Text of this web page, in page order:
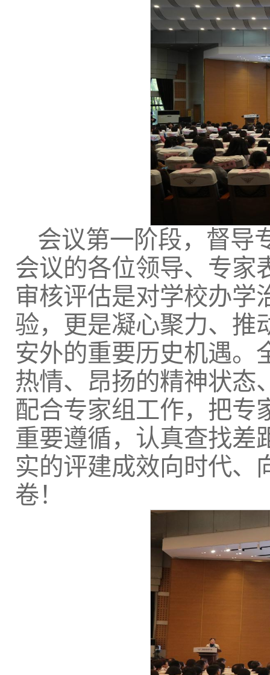
会议第一阶段，督导
会议的各位领导、专家
审核评估是对学校办学
验，更是凝心聚力、推
安外的重要历史机遇。
热情、昂扬的精神状态
配合专家组工作，把专
重要遵循，认真查找差
实的评建成效向时代、
卷！